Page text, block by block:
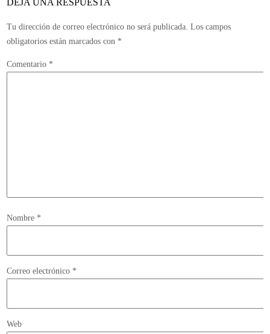
Tu dirección de correo electrónico no será publicada. Los campos
obligatorios están marcados con *
Comentario *
Nombre *
Correo electrónico *
Web